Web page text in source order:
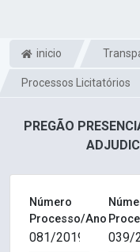
inicio
Processos Licitatórios
PREGÃO
Número
Processo/Ano